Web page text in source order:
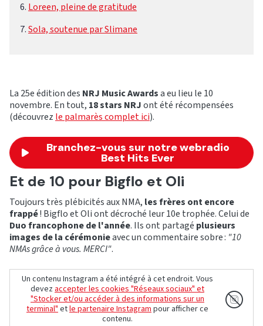
Loreen, pleine de gratitude
Sola, soutenue par Slimane
La 25e édition des NRJ Music Awardsa eu lieu le 10
novembre. En tout, 18 stars NRJont été récompensées
(découvrez le palmarès complet ici).
Branchez-vous sur notre webradio
Best Hits Ever
Et de 10 pour Bigflo et Oli
Toujours très plébicités aux NMA, les frères ont encore
frappé! Bigflo et Oli ont décroché leur 10e trophée. Celui de
Duo francophone de l'année. Ils ont partagé plusieurs
images de la cérémonieavec un commentaire sobre : "10
NMAs grâce à vous. MERCI".
Un contenu Instagram a été intégré à cet endroit. Vous
devezaccepter les cookies "Réseaux sociaux" et
"Stocker et/ou accéder à des informations sur un
terminal"etle partenaire Instagrampour afficher ce
contenu.